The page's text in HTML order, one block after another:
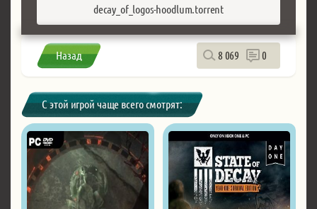
decay_of_logos-hoodlum.torrent
Назад 8 069 0
С этой игрой чаще всего смотрят: